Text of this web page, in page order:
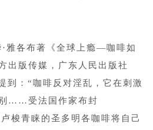
雅各布著《全球上瘾—咖啡如
出版传媒，广东人民出版社
到：“咖啡反对淫乱，它在刺激
……受法国作家布封
梭青睐的圣多明各咖啡将自己